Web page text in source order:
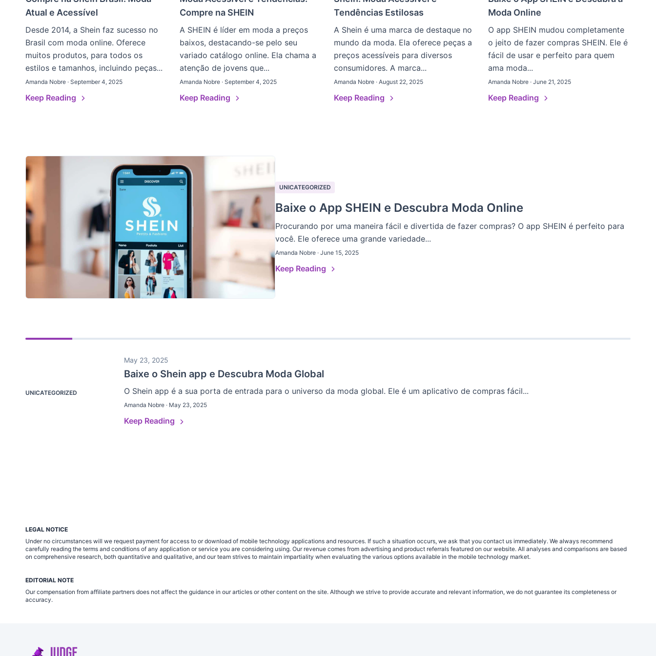
Atual e Acessível
Desde 2014, a Shein faz sucesso no
Brasil com moda online. Oferece
muitos produtos, para todos os
estilos e tamanhos, incluindo peças...
Amanda Nobre · September 4, 2025
Keep Reading
Compre na SHEIN
A SHEIN é líder em moda a preços
baixos, destacando-se pelo seu
variado catálogo online. Ela chama a
atenção de jovens que...
Amanda Nobre · September 4, 2025
Keep Reading
Tendências Estilosas
A Shein é uma marca de destaque no
mundo da moda. Ela oferece peças a
preços acessíveis para diversos
consumidores. A marca...
Amanda Nobre · August 22, 2025
Keep Reading
Moda Online
O app SHEIN mudou completamente
o jeito de fazer compras SHEIN. Ele é
fácil de usar e perfeito para quem
ama moda...
Amanda Nobre · June 21, 2025
Keep Reading
UNICATEGORIZED
Baixe o App SHEIN e Descubra Moda Online
Procurando por uma maneira fácil e divertida de fazer compras? O app SHEIN é perfeito para
você. Ele oferece uma grande variedade...
Amanda Nobre · June 15, 2025
Keep Reading
UNICATEGORIZED
May 23, 2025
Baixe o Shein app e Descubra Moda Global
O Shein app é a sua porta de entrada para o universo da moda global. Ele é um aplicativo de compras fácil...
Amanda Nobre · May 23, 2025
Keep Reading
LEGAL NOTICE
Under no circumstances will we request payment for access to or download of mobile technology applications and resources. If such a situation occurs, we ask that you contact us immediately. We always recommend
carefully reading the terms and conditions of any application or service you are considering using. Our revenue comes from advertising and product referrals featured on our website. All analyses and comparisons are based
on comprehensive research, both quantitative and qualitative, and our team strives to maintain impartiality when evaluating the various options available in the mobile technology market.
EDITORIAL NOTE
Our compensation from affiliate partners does not affect the guidance in our articles or other content on the site. Although we strive to provide accurate and relevant information, we do not guarantee its completeness or
accuracy.